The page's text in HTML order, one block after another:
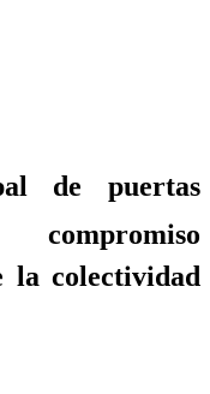
de puertas
la colectividad